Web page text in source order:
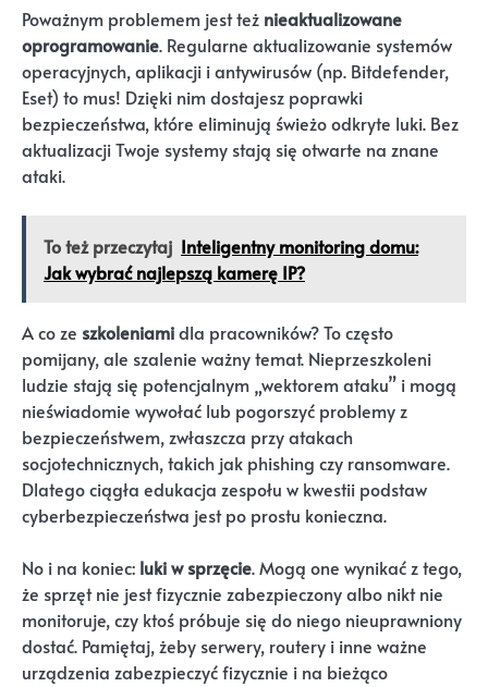
Poważnym problemem jest też nieaktualizowane
oprogramowanie. Regularne aktualizowanie systemów
operacyjnych, aplikacji i antywirusów (np. Bitdefender,
Eset) to mus! Dzięki nim dostajesz poprawki
bezpieczeństwa, które eliminują świeżo odkryte luki. Bez
aktualizacji Twoje systemy stają się otwarte na znane
ataki.
To też przeczytaj Inteligentny monitoring domu:
Jak wybrać najlepszą kamerę IP?
A co ze szkoleniamidla pracowników? To często
pomijany, ale szalenie ważny temat. Nieprzeszkoleni
ludzie stają się potencjalnym „wektorem ataku” i mogą
nieświadomie wywołać lub pogorszyć problemy z
bezpieczeństwem, zwłaszcza przy atakach
socjotechnicznych, takich jak phishing czy ransomware.
Dlatego ciągła edukacja zespołu w kwestii podstaw
cyberbezpieczeństwa jest po prostu konieczna.
No i na koniec: luki w sprzęcie. Mogą one wynikać z tego,
że sprzęt nie jest fizycznie zabezpieczony albo nikt nie
monitoruje, czy ktoś próbuje się do niego nieuprawniony
dostać. Pamiętaj, żeby serwery, routery i inne ważne
urządzenia zabezpieczyć fizycznie i na bieżąco